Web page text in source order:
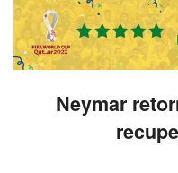
Neymar